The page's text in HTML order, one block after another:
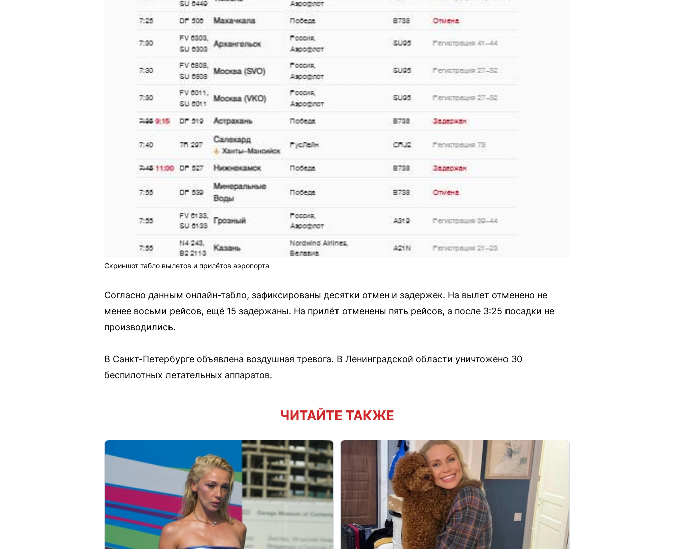
Скриншот табло вылетов и прилётов аэропорта
Согласно данным онлайн-табло, зафиксированы десятки отмен и задержек. На вылет отменено не
менее восьми рейсов, ещё 15 задержаны. На прилёт отменены пять рейсов, а после 3:25 посадки не
производились.
В Санкт-Петербурге объявлена воздушная тревога. В Ленинградской области уничтожено 30
беспилотных летательных аппаратов.
ЧИТАЙТЕ ТАКЖЕ